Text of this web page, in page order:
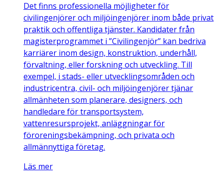
Det finns professionella möjligheter för
civilingenjörer och miljöingenjörer inom både privat
praktik och offentliga tjänster. Kandidater från
magisterprogrammet i ”Civilingenjör” kan bedriva
karriärer inom design, konstruktion, underhåll,
förvaltning, eller forskning och utveckling. Till
exempel, i stads- eller utvecklingsområden och
industricentra, civil- och miljöingenjörer tjänar
allmänheten som planerare, designers, och
handledare för transportsystem,
vattenresursprojekt, anläggningar för
föroreningsbekämpning, och privata och
allmännyttiga företag.
Läs mer